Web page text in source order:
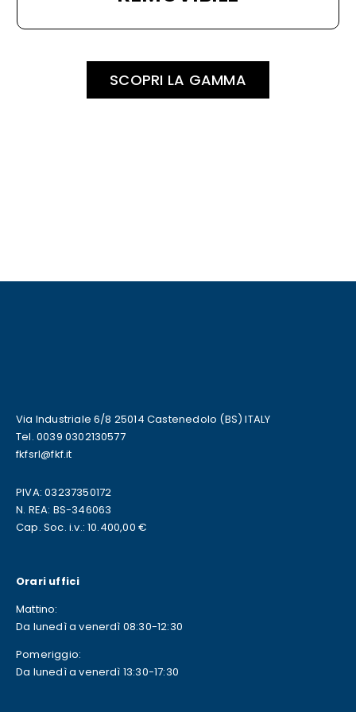
SCOPRI LA GAMMA
Via Industriale 6/8 25014 Castenedolo (BS) ITALY
Tel. 0039 0302130577
fkfsrl@fkf.it
PIVA: 03237350172
N. REA: BS-346063
Cap. Soc. i.v.: 10.400,00 €
Orari uffici
Mattino:
Da lunedì a venerdì 08:30-12:30
Pomeriggio:
Da lunedì a venerdì 13:30-17:30